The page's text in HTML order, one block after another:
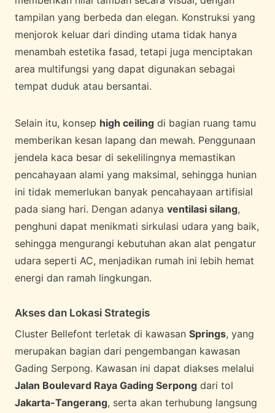
tampilan yang berbeda dan elegan. Konstruksi yang
menjorok keluar dari dinding utama tidak hanya
menambah estetika fasad, tetapi juga menciptakan
area multifungsi yang dapat digunakan sebagai
tempat duduk atau bersantai.
Selain itu, konsep high ceiling di bagian ruang tamu
memberikan kesan lapang dan mewah. Penggunaan
jendela kaca besar di sekelilingnya memastikan
pencahayaan alami yang maksimal, sehingga hunian
ini tidak memerlukan banyak pencahayaan artifisial
pada siang hari. Dengan adanya ventilasi silang,
penghuni dapat menikmati sirkulasi udara yang baik,
sehingga mengurangi kebutuhan akan alat pengatur
udara seperti AC, menjadikan rumah ini lebih hemat
energi dan ramah lingkungan.
Akses dan Lokasi Strategis
Cluster Bellefont terletak di kawasan Springs, yang
merupakan bagian dari pengembangan kawasan
Gading Serpong. Kawasan ini dapat diakses melalui
Jalan Boulevard Raya Gading Serpong dari tol
Jakarta-Tangerang, serta akan terhubung langsung